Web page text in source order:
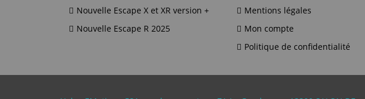
Nouvelle Escape X et XR version +
Nouvelle Escape R 2025
Mentions légales
Mon compte
Politique de confidentialité